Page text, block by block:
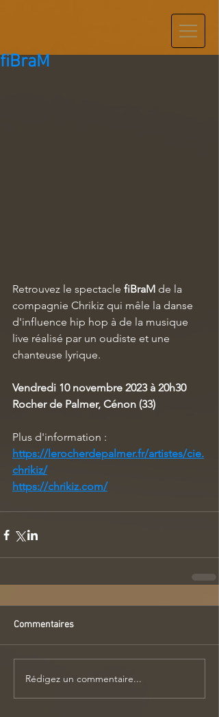
fiBraM
Retrouvez le spectacle fiBraM de la
compagnie Chrikiz qui mêle la danse
d'influence hip hop à de la musique
live réalisé par un oudiste et une
chanteuse lyrique.
Vendredi 10 novembre 2023 à 20h30
Rocher de Palmer, Cénon (33)
Plus d'information :
https://lerocherdepalmer.fr/artistes/cie.
chrikiz/
https://chrikiz.com/
Commentaires
Rédigez un commentaire...